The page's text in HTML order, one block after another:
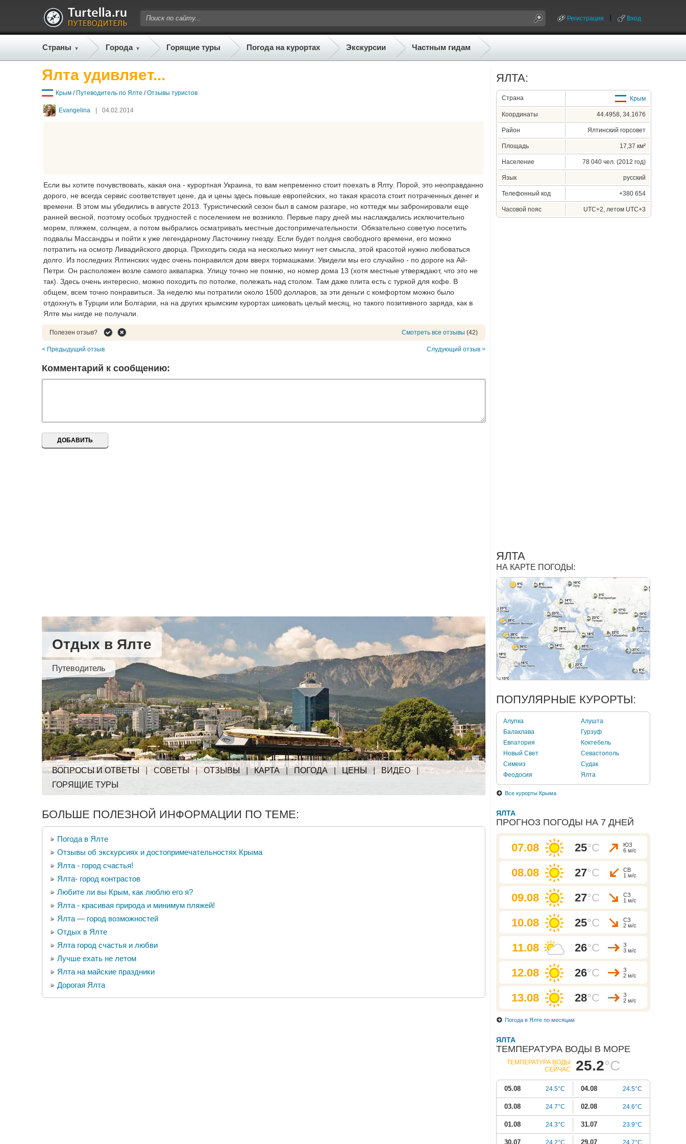
Регистрация Вход
Страны Города Горящие туры Погода на курортах Экскурсии Частным гидам
Ялта удивляет...
Крым / Путеводитель по Ялте /Отзывы туристов
Evangelina | 04.02.2014
Если вы хотите почувствовать, какая она - курортная Украина, то вам непременно стоит поехать в Ялту. Порой, это неоправданно
дорого, не всегда сервис соответствует цене, да и цены здесь повыше европейских, но такая красота стоит потраченных денег и
времени. В этом мы убедились в августе 2013. Туристический сезон был в самом разгаре, но коттедж мы забронировали еще
ранней весной, поэтому особых трудностей с поселением не возникло. Первые пару дней мы наслаждались исключительно
морем, пляжем, солнцем, а потом выбрались осматривать местные достопримечательности. Обязательно советую посетить
подвалы Массандры и пойти к уже легендарному Ласточкину гнезду. Если будет полдня свободного времени, его можно
потратить на осмотр Ливадийского дворца. Приходить сюда на несколько минут нет смысла, этой красотой нужно любоваться
долго. Из последних Ялтинских чудес очень понравился дом вверх тормашками. Увидели мы его случайно - по дороге на Ай-
Петри. Он расположен возле самого аквапарка. Улицу точно не помню, но номер дома 13 (хотя местные утверждают, что это не
так). Здесь очень интересно, можно походить по потолке, полежать над столом. Там даже плита есть с туркой для кофе. В
общем, всем точно понравиться. За неделю мы потратили около 1500 долларов, за эти деньги с комфортом можно было
отдохнуть в Турции или Болгарии, на на других крымским курортах шиковать целый месяц, но такого позитивного заряда, как в
Ялте мы нигде не получали.
Полезен отзыв? Смотреть все отзывы (42)
< Предыдущий отзыв Слудующий отзыв >
Комментарий к сообщению:
Отдых в Ялте
Путеводитель
ВОПРОСЫ И ОТВЕТЫ |СОВЕТЫ|ОТЗЫВЫ|КАРТА|ПОГОДА| ЦЕНЫ |ВИДЕО|
ГОРЯЩИЕ ТУРЫ
БОЛЬШЕ ПОЛЕЗНОЙ ИНФОРМАЦИИ ПО ТЕМЕ:
Погода в Ялте
Отзывы об экскурсиях и достопримечательностях Крыма
Ялта - город счастья!
Ялта- город контрастов
Любите ли вы Крым, как люблю его я?
Ялта - красивая природа и минимум пляжей!
Ялта — город возможностей
Отдых в Ялте
Ялта город счастья и любви
Лучше ехать не летом
Ялта на майские праздники
Дорогая Ялта
ЯЛТА:
Страна Крым
Координаты 44.4958, 34.1676
Район Ялтинский горсовет
Площадь 17,37 км²
Население 78 040 чел. (2012 год)
Язык русский
Телефонный код +380 654
Часовой пояс UTC+2, летом UTC+3
ЯЛТА
НА КАРТЕ ПОГОДЫ:
ПОПУЛЯРНЫЕ КУРОРТЫ:
Алупка
Алушта
Балаклава
Гурзуф
Евпатория
Коктебель
Новый Свет
Севастополь
Симеиз
Судак
Феодосия
Ялта
Все курорты Крыма
ЯЛТА
ПРОГНОЗ ПОГОДЫ НА 7 ДНЕЙ
07.08 25°C
ЮЗ
6 м/с
08.08 27°C
СВ
1 м/с
09.08 27°C
СЗ
1 м/с
10.08 25°C
СЗ
2 м/с
11.08 26°C
З
3 м/с
12.08 26°C
З
2 м/с
13.08 28°C
З
2 м/с
Погода в Ялте по месяцам
ЯЛТА
ТЕМПЕРАТУРА ВОДЫ В МОРЕ
ТЕМПЕРАТУРА ВОДЫ
СЕЙЧАС
25.2°C
05.08 24.5°C 04.08 24.5°C
03.08 24.7°C 02.08 24.6°C
01.08 24.3°C 31.07 23.9°C
30.07 24.2°C 29.07 24.7°C